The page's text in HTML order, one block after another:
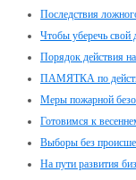
Последствия
Чтобы уберечь свой
Порядок действия
ПАМЯТКА по
Меры пожарной
Готовимся к
Выборы без
На пути развития